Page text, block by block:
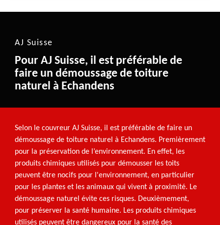
AJ Suisse
Pour AJ Suisse, il est préférable de
faire un démoussage de toiture
naturel à Echandens
Selon le couvreur AJ Suisse, il est préférable de faire un
démoussage de toiture naturel à Echandens. Premièrement
pour la préservation de l’environnement. En effet, les
produits chimiques utilisés pour démousser les toits
peuvent être nocifs pour l'environnement, en particulier
pour les plantes et les animaux qui vivent à proximité. Le
démoussage naturel évite ces risques. Deuxièmement,
pour préserver la santé humaine. Les produits chimiques
utilisés peuvent être dangereux pour la santé des